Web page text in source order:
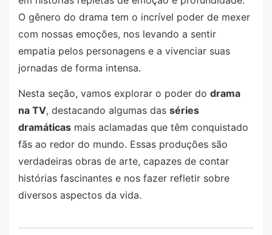
O gênero do drama tem o incrível poder de mexer
com nossas emoções, nos levando a sentir
empatia pelos personagens e a vivenciar suas
jornadas de forma intensa.
Nesta seção, vamos explorar o poder do drama
na TV, destacando algumas das séries
dramáticas mais aclamadas que têm conquistado
fãs ao redor do mundo. Essas produções são
verdadeiras obras de arte, capazes de contar
histórias fascinantes e nos fazer refletir sobre
diversos aspectos da vida.